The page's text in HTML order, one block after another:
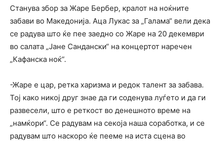
Станува збор за Жаре Бербер, кралот на ноќните
забави во Македонија. Аца Лукас за „Галама“ вели дека
се радува што ќе пее заедно со Жаре на 20 декември
во салата „Јане Сандански“ на концертот наречен
„Кафанска ноќ“.
-Жаре е цар, ретка харизма и редок талент за забава.
Тој како никој друг знае да ги соденува луѓето и да ги
развесели, што е реткост во денешното време на
„намќори“. Се радувам на секоја наша соработка, и се
радувам што наскоро ќе пееме на иста сцена во